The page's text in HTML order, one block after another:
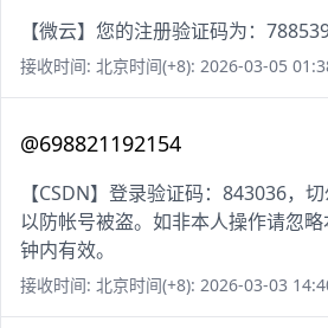
【微云】您的注册验证码为：788539
接收时间: 北京时间(+8): 2026-03-05
@698821192154
【CSDN】登录验证码：843036，
以防帐号被盗。如非本人操作请忽
钟内有效。
接收时间: 北京时间(+8): 2026-03-03